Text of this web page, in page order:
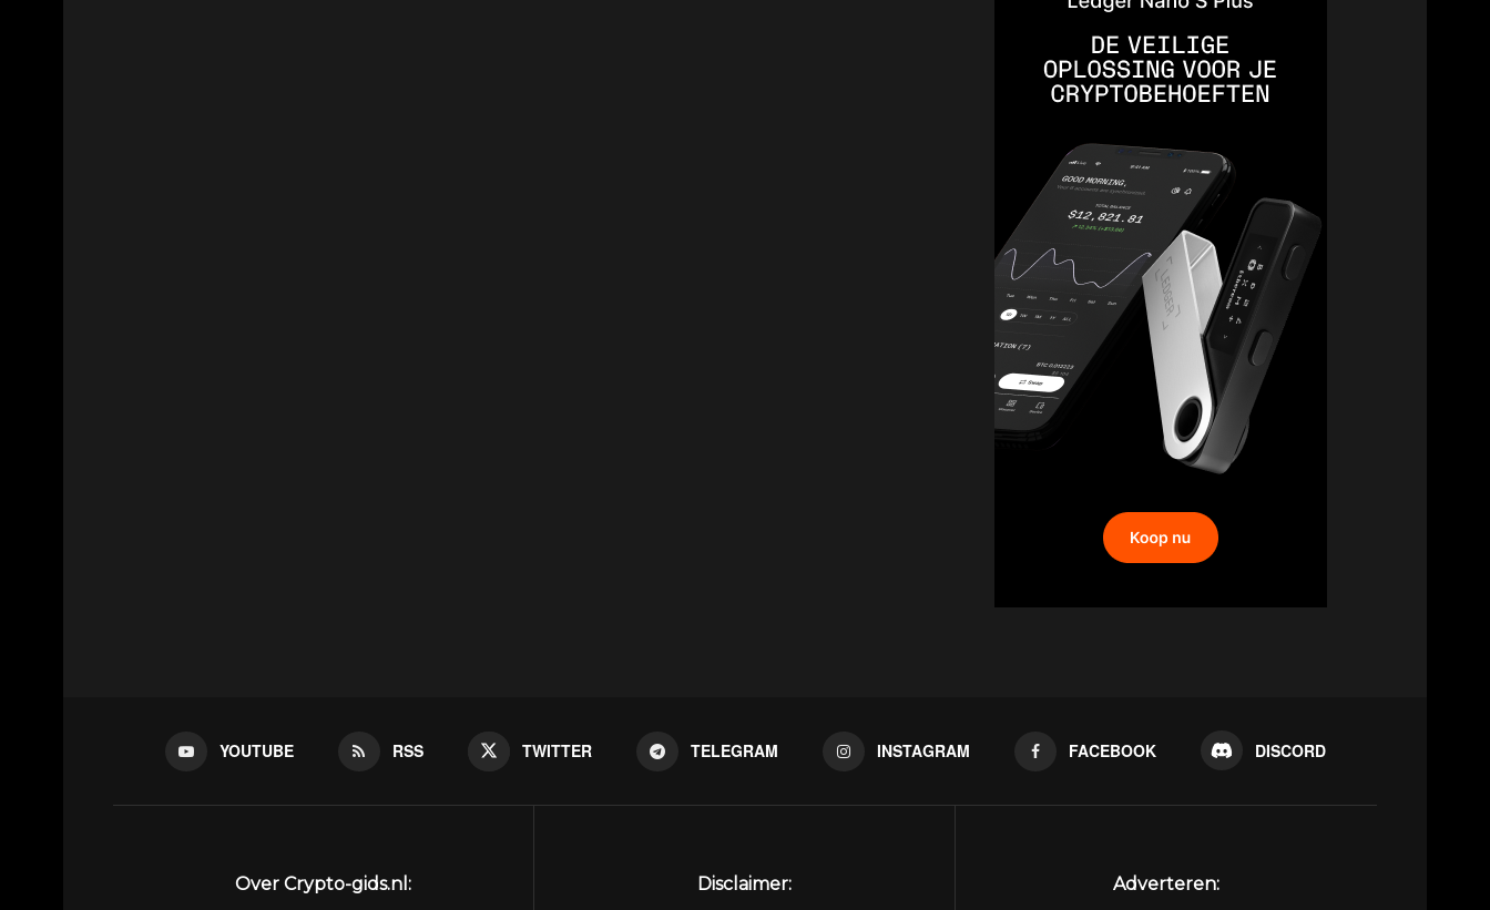
YOUTUBE RSS TWITTER TELEGRAM INSTAGRAM FACEBOOK DISCORD
Over Crypto-gids.nl: Disclaimer: Adverteren: